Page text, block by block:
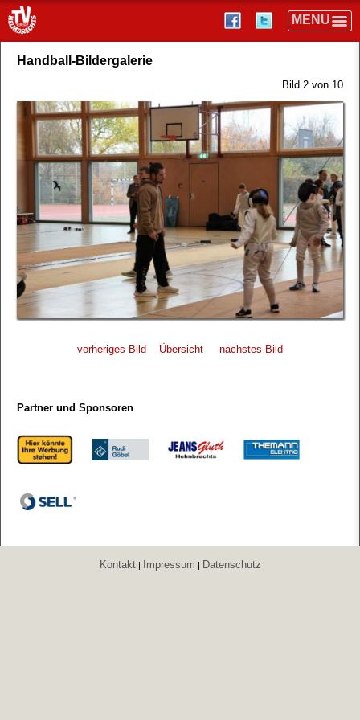
Handball-Bildergalerie
Bild 2 von 10
vorheriges Bild Übersicht nächstes Bild
Partner und Sponsoren
Kontakt| Impressum Datenschutz